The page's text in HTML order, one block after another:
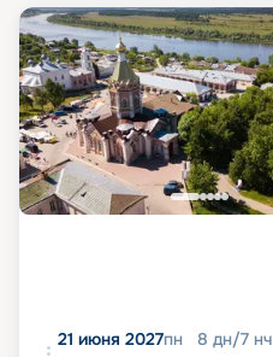
21 июня 2027пн 8 дн/7 нч